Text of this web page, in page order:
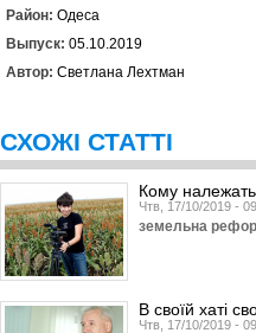
Район: Одеса
Выпуск: 05.10.2019
Автор: Светлана Лехтман
СХОЖІ СТАТТІ
Кому
Чтв, 17/10/2019 -
земельна
В своїй хаті
Чтв, 17/10/2019 -